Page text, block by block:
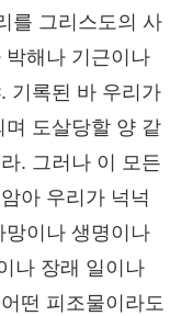
를 그리스도의 사
박해나 기근이나
기록된 바 우리가
도살당할 양 같
. 그러나 이 모든
아 우리가 넉넉
이나 생명이나
나 장래 일이나
떤 피조물이라도